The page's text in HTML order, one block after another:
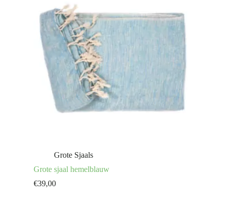
Grote Sjaals
Grote sjaal hemelblauw
€39,00